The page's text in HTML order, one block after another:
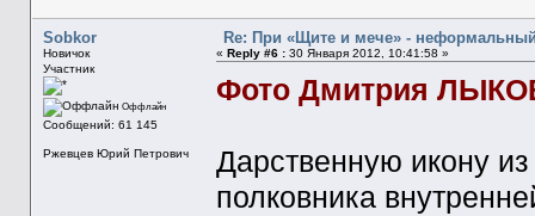
Sobkor
Новичок
Участник
Оффлайн
Сообщений: 61 145
Ржевцев Юрий Петрович
Re: При «Щите и мече» -
« Reply #6 :30 Января 2012, 10:41:58 »
Фото Дмитрия
Дарственную икону
полковника